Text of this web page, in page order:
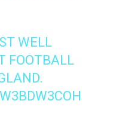
WELL
FOOTBALL